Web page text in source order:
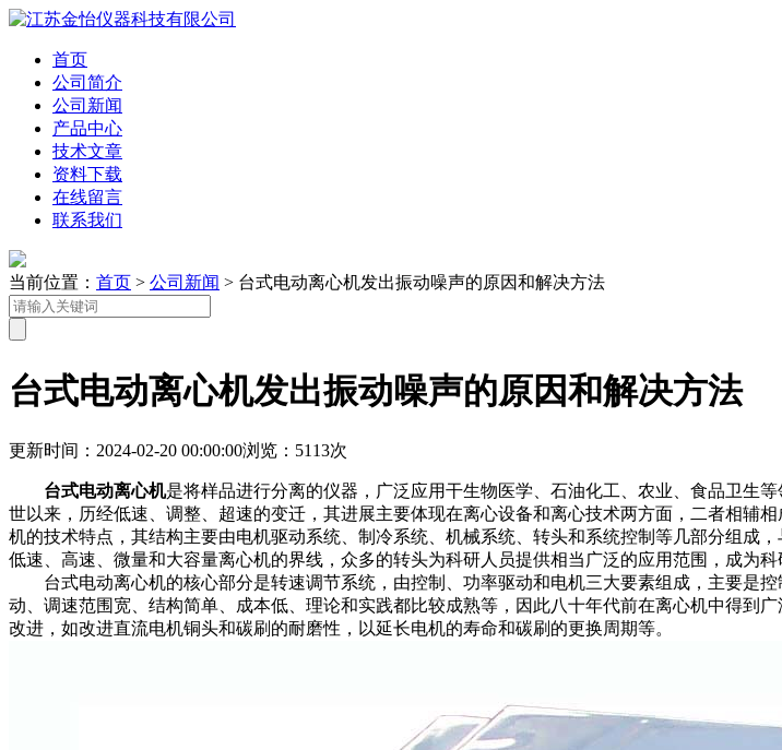
首页
公司简介
公司新闻
产品中心
技术文章
资料下载
在线留言
联系我们
当前位置： 首页 > 公司新闻 > 台式电动离心机发出振动噪声的原因和解决方法
台式电动离心机发出振动噪声的原因和解决方法
更新时间：2024-02-20 00:00:00浏览：5113次
台式电动离心机是将样品进行分离的仪器，广泛应用干生物医学、石油化工、农业、食品卫生
世以来，历经低速、调整、超速的变迁，其进展主要体现在离心设备和离心技术两方面，二者相辅
机的技术特点，其结构主要由电机驱动系统、制冷系统、机械系统、转头和系统控制等几部分组成
低速、高速、微量和大容量离心机的界线，众多的转头为科研人员提供相当广泛的应用范围，成为科
台式电动离心机的核心部分是转速调节系统，由控制、功率驱动和电机三大要素组成，主要是
动、调速范围宽、结构简单、成本低、理论和实践都比较成熟等，因此八十年代前在离心机中得到
改进，如改进直流电机铜头和碳刷的耐磨性，以延长电机的寿命和碳刷的更换周期等。